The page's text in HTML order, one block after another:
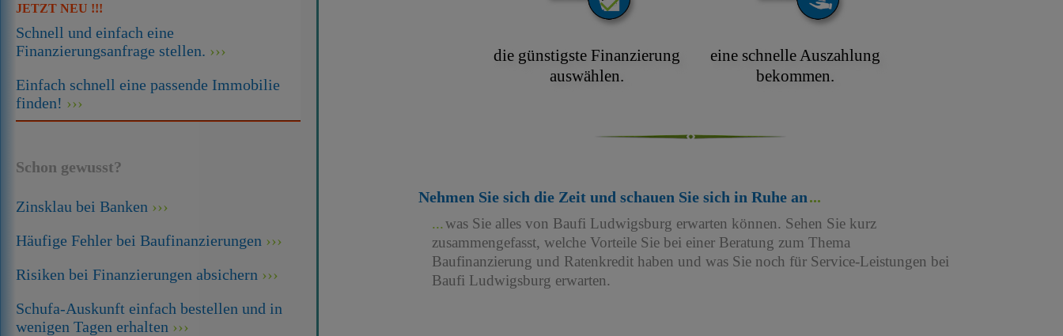
JETZT NEU !!!
Schnell und einfach eine
Finanzierungsanfrage stellen.
Einfach schnell eine passende Immobilie
finden!
Schon gewusst?
Zinsklau bei Banken
Häufige Fehler bei Baufinanzierungen
Risiken bei Finanzierungen absichern
Schufa-Auskunft einfach bestellen und in
wenigen Tagen erhalten
die günstigste Finanzierung
auswählen.
eine schnelle Auszahlung
bekommen.
Nehmen Sie sich die Zeit und schauen Sie sich in Ruhe an
was Sie alles von Baufi Ludwigsburg erwarten können. Sehen Sie kurz
zusammengefasst, welche Vorteile Sie bei einer Beratung zum Thema
Baufinanzierung und Ratenkredit haben und was Sie noch für Service-Leistungen bei
Baufi Ludwigsburg erwarten.